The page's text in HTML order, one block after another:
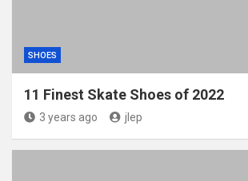
SHOES
11 Finest Skate Shoes of 2022
3 years ago jlep